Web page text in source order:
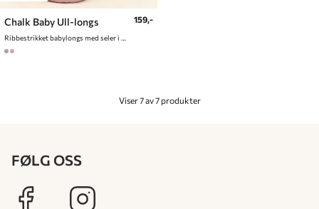
Chalk Baby Ull-longs
Ribbestrikket babylongs med seler i ull
159,-
Viser 7 av 7 produkter
FØLG OSS